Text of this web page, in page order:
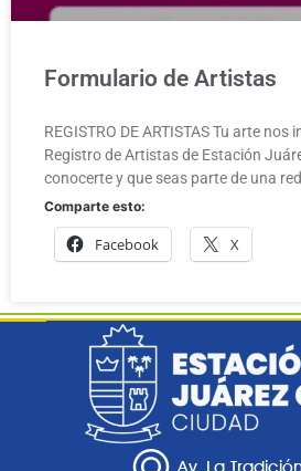
Formulario de Artistas
REGISTRO DE ARTISTAS Tu arte nos
Registro de Artistas de Estación
conocerte y que seas parte de una red
Comparte esto:
Facebook X